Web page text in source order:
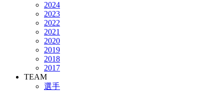
2024
2023
2022
2021
2020
2019
2018
2017
TEAM
選手